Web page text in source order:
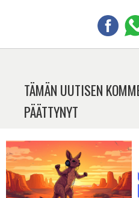
TÄMÄN UUTISEN
PÄÄTTYNYT